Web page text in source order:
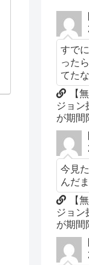
すで
った
てたな
【
ジョン
が期間
今見
んだ
【
ジョン
が期間